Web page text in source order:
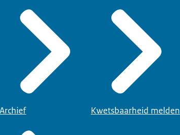
Archief Kwetsbaarheid melden